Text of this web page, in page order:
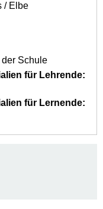
/ Elbe
Schule
für Lehrende:
für Lernende: